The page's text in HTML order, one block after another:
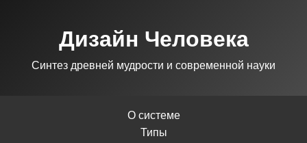
Дизайн Человека
Синтез древней мудрости и современной науки
О системе
Типы